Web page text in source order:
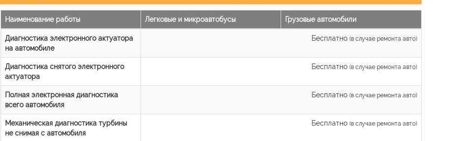
Наименование работы Легковые и микроавтобусы Грузовые автомобили
Диагностика электронного актуатора
на автомобиле
Бесплатно (в случае ремонта авто)
Диагностика снятого электронного
актуатора
Бесплатно (в случае ремонта авто)
Полная электронная диагностика
всего автомобиля
Бесплатно (в случае ремонта авто)
Механическая диагностика турбины
не снимая с автомобиля
Бесплатно (в случае ремонта авто)